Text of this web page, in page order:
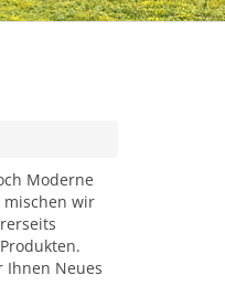
Moderne
wir
Ihnen Neues